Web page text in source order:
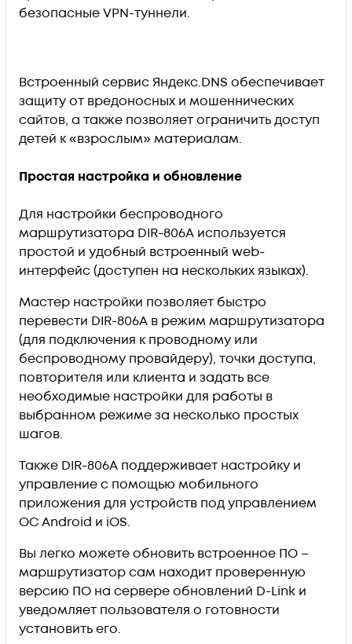
безопасные VPN-туннели.
Встроенный сервис Яндекс.DNS обеспечивает
защиту от вредоносных и мошеннических
сайтов, а также позволяет ограничить доступ
детей к «взрослым» материалам.
Простая настройка и обновление
Для настройки беспроводного
маршрутизатора DIR-806A используется
простой и удобный встроенный web-
интерфейс (доступен на нескольких языках).
Мастер настройки позволяет быстро
перевести DIR-806A в режим маршрутизатора
(для подключения к проводному или
беспроводному провайдеру), точки доступа,
повторителя или клиента и задать все
необходимые настройки для работы в
выбранном режиме за несколько простых
шагов.
Также DIR-806A поддерживает настройку и
управление с помощью мобильного
приложения для устройств под управлением
ОС Android и iOS.
Вы легко можете обновить встроенное ПО –
маршрутизатор сам находит проверенную
версию ПО на сервере обновлений D-Link и
уведомляет пользователя о готовности
установить его.